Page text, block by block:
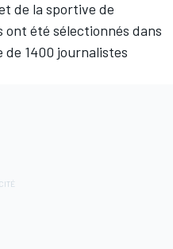
de la sportive de
ont été sélectionnés dans
1400 journalistes